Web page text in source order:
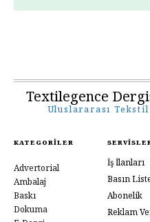
Textilegence
Uluslararası
KATEGORILER
Advertorial
Ambalaj
Baskı
Dokuma
İş İlanları
Basın
Abonelik
Reklam